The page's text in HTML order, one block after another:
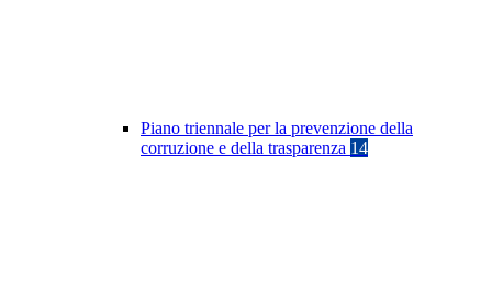
Piano triennale per la prevenzione della
corruzione e della trasparenza 14